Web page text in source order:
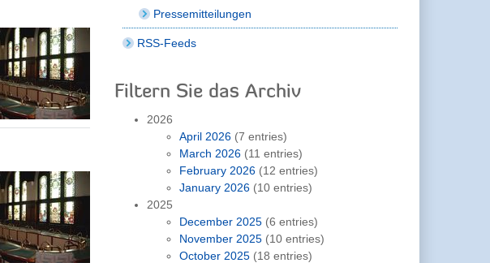
Pressemitteilungen
RSS-Feeds
Filtern Sie das Archiv
2026
April 2026 (7 entries)
March 2026 (11 entries)
February 2026 (12 entries)
January 2026 (10 entries)
2025
December 2025 (6 entries)
November 2025 (10 entries)
October 2025 (18 entries)